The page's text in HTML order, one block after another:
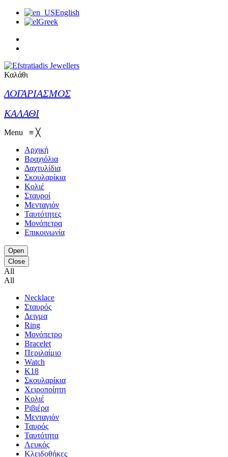
English
Greek
Καλάθι
ΛΟΓΑΡΙΑΣΜΟΣ
ΚΑΛΑΘΙ
Menu ≡ ╳
Αρχική
Βραχιόλια
Δαχτυλίδια
Σκουλαρίκια
Κολιέ
Σταυροί
Μενταγιόν
Ταυτότητες
Μονόπετρα
Επικοινωνία
Open
Close
All
All
Necklace
Σταυρός
Δειγμα
Ring
Μονόπετρο
Bracelet
Περιλαίμιο
Watch
K18
Σκουλαρίκια
Χειροποίητη
Κολιέ
Ριβιέρα
Μενταγιόν
Ταυρός
Ταυτότητα
Λευκός
Κλειδοθήκες